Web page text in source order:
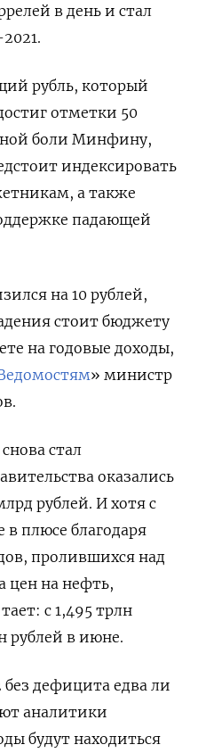
в день и стал
рубль, который
отметки 50
боли Минфину,
индексировать
а также
падающей
на 10 рублей,
стоит бюджету
на годовые доходы,
» министр
стал
оказались
рублей. И хотя с
в плюсе благодаря
пролившихся над
цен на нефть,
с 1,495 трлн
рублей в июне.
дефицита едва ли
аналитики
будут находиться